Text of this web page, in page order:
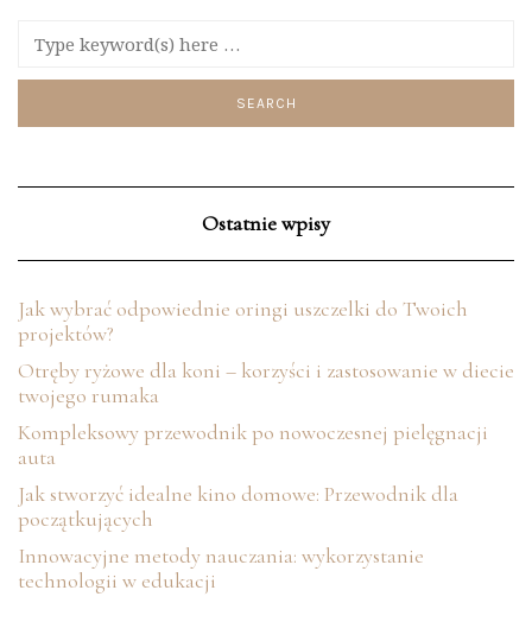
Ostatnie wpisy
Jak wybrać odpowiednie oringi uszczelki do Twoich
projektów?
Otręby ryżowe dla koni – korzyści i zastosowanie w diecie
twojego rumaka
Kompleksowy przewodnik po nowoczesnej pielęgnacji
auta
Jak stworzyć idealne kino domowe: Przewodnik dla
początkujących
Innowacyjne metody nauczania: wykorzystanie
technologii w edukacji